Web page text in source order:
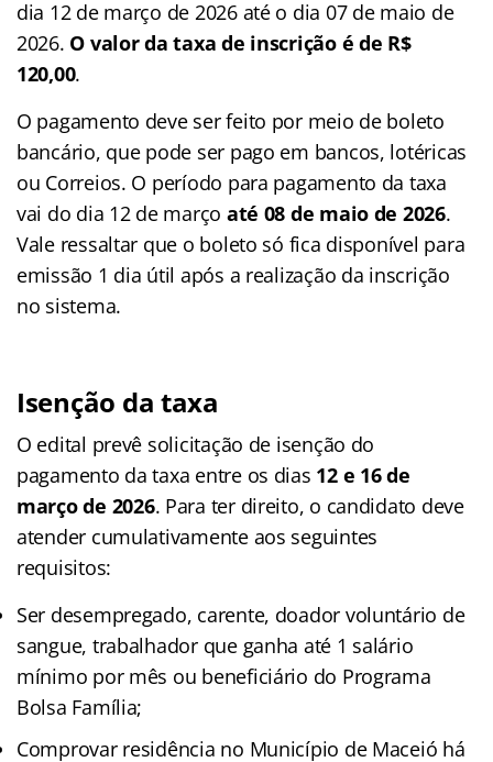
dia 12 de março de 2026 até o dia 07 de maio de
2026. O valor da taxa de inscrição é de R$
120,00.
O pagamento deve ser feito por meio de boleto
bancário, que pode ser pago em bancos, lotéricas
ou Correios. O período para pagamento da taxa
vai do dia 12 de março até 08 de maio de 2026.
Vale ressaltar que o boleto só fica disponível para
emissão 1 dia útil após a realização da inscrição
no sistema.
Isenção da taxa
O edital prevê solicitação de isenção do
pagamento da taxa entre os dias 12 e 16 de
março de 2026. Para ter direito, o candidato deve
atender cumulativamente aos seguintes
requisitos:
Ser desempregado, carente, doador voluntário de
sangue, trabalhador que ganha até 1 salário
mínimo por mês ou beneficiário do Programa
Bolsa Família;
Comprovar residência no Município de Maceió há